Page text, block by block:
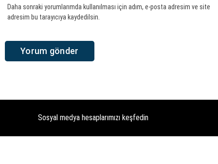
Daha sonraki yorumlarımda kullanılması için adım, e-posta adresim ve site
adresim bu tarayıcıya kaydedilsin.
Sosyal medya hesaplarımızı keşfedin